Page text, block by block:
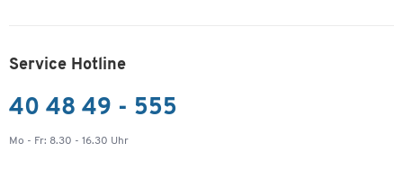
Service Hotline
40 48 49 - 555
Mo - Fr: 8.30 - 16.30 Uhr